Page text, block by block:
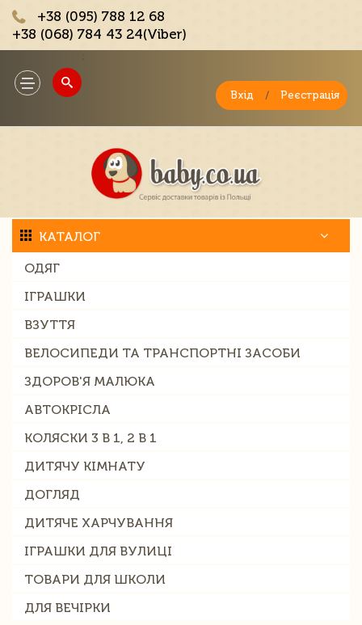
+38 (095) 788 12 68
+38 (068) 784 43 24(Viber)
Toggle
navigation
Вхід / Реєстрація
КАТАЛОГ
ОДЯГ
ІГРАШКИ
ВЗУТТЯ
ВЕЛОСИПЕДИ ТА ТРАНСПОРТНІ ЗАСОБИ
ЗДОРОВ'Я МАЛЮКА
АВТОКРІСЛА
КОЛЯСКИ 3 В 1, 2 В 1
ДИТЯЧУ КІМНАТУ
ДОГЛЯД
ДИТЯЧЕ ХАРЧУВАННЯ
ІГРАШКИ ДЛЯ ВУЛИЦІ
ТОВАРИ ДЛЯ ШКОЛИ
ДЛЯ ВЕЧІРКИ